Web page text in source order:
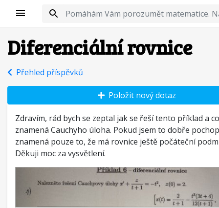
Diferenciální rovnice
Přehled příspěvků
Zdravím, rád bych se zeptal jak se řeší tento příklad a
znamená Cauchyho úloha. Pokud jsem to dobře
znamená pouze to, že má rovnice ještě počáteční
Děkuji moc za vysvětlení.
Položit nový dotaz